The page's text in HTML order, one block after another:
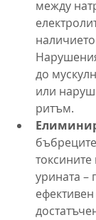
между
до
или
ритъм.
урината –